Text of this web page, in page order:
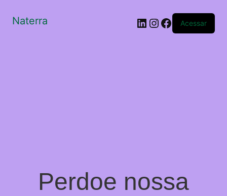
Naterra LinkedIn
Instagram
Facebook
Acessar
Perdoe nossa